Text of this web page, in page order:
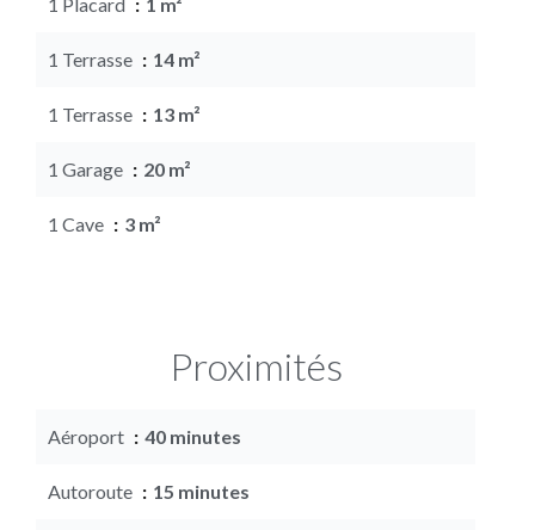
1 Terrasse 14 m²
1 Terrasse 13 m²
1 Garage 20 m²
1 Cave 3 m²
Proximités
Aéroport 40 minutes
Autoroute 15 minutes